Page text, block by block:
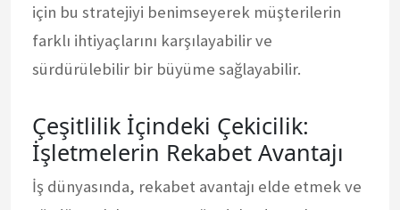
için bu stratejiyi benimseyerek müşterilerin
farklı ihtiyaçlarını karşılayabilir ve
sürdürülebilir bir büyüme sağlayabilir.
Çeşitlilik İçindeki Çekicilik:
İşletmelerin Rekabet Avantajı
İş dünyasında, rekabet avantajı elde etmek ve